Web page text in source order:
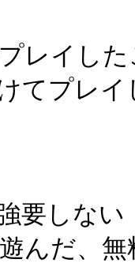
レイした
てプレイ
要しない
んだ、無